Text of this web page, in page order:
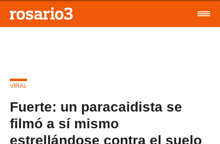
VIRAL
Fuerte: un paracaidista se
filmó a sí mismo
estrellándose contra el suelo